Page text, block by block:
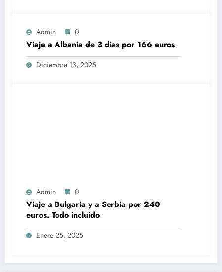
Admin 0
Viaje a Albania de 3 dias por 166 euros
Diciembre 13, 2025
Admin 0
Viaje a Bulgaria y a Serbia por 240
euros. Todo incluido
Enero 25, 2025